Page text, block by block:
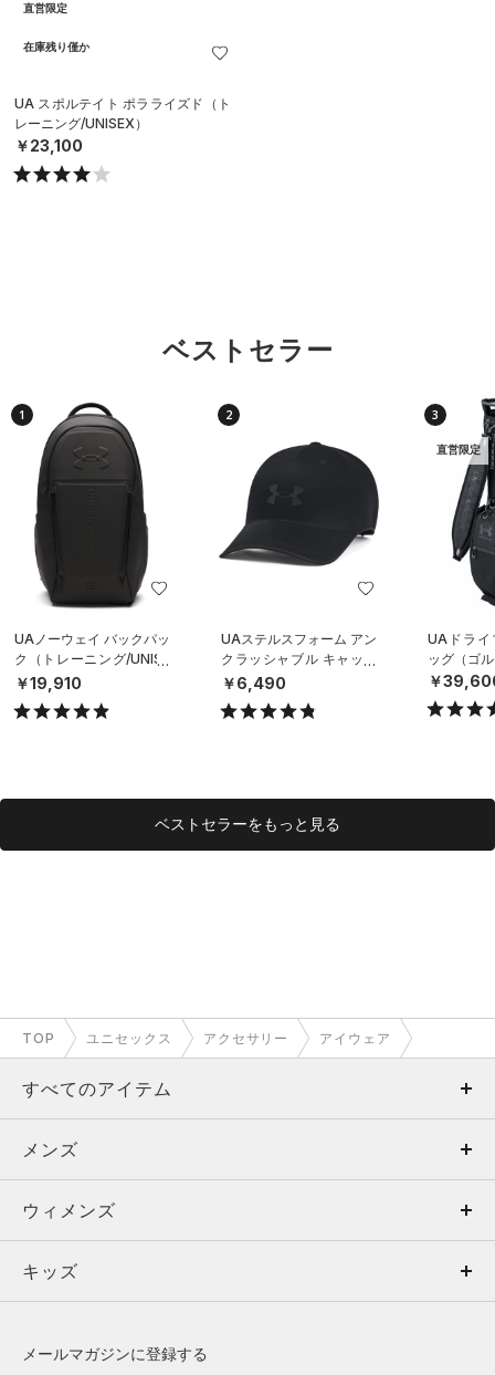
直営限定
在庫残り僅か
UA スポルテイト ポラライズド（ト
レーニング/UNISEX）
￥23,100
ベストセラー
1
UAノーウェイ バックパッ
ク（トレーニング/UNISE
X）
￥19,910
2
UAステルスフォーム アン
クラッシャブル キャップ
（ライフスタイル/UNISE
X）
￥6,490
3
直営限定
UAドライ
ッグ（ゴ
￥
ベストセラーをもっと見る
TOP ユニセックス アクセサリー アイウェア
すべてのアイテム
メンズ
ウィメンズ
キッズ
メンズ
トップス
ボトムス
ウィメンズ
トップス
キッズ
メールマガジンに登録する